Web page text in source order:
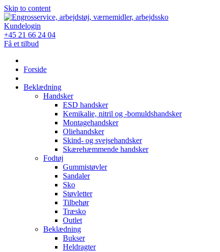
Skip to content
Kundelogin
+45 21 66 24 04
Få et tilbud
Forside
Beklædning
Handsker
ESD handsker
Kemikalie, nitril og -bomuldshandsker
Montagehandsker
Oliehandsker
Skind- og svejsehandsker
Skærehæmmende handsker
Fodtøj
Gummistøvler
Sandaler
Sko
Støvletter
Tilbehør
Træsko
Outlet
Beklædning
Bukser
Heldragter